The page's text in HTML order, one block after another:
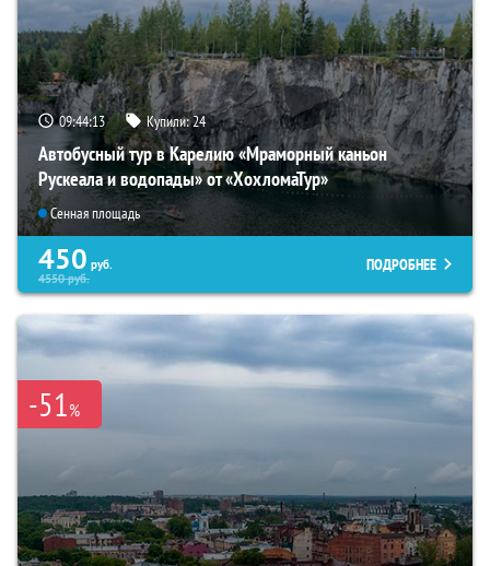
09:44:11 Купили:24
Автобусный тур в Карелию «Мраморный каньон
Рускеала и водопады» от «ХохломаТур»
Сенная площадь
450 руб.
4550руб.
ПОДРОБНЕЕ
-51%